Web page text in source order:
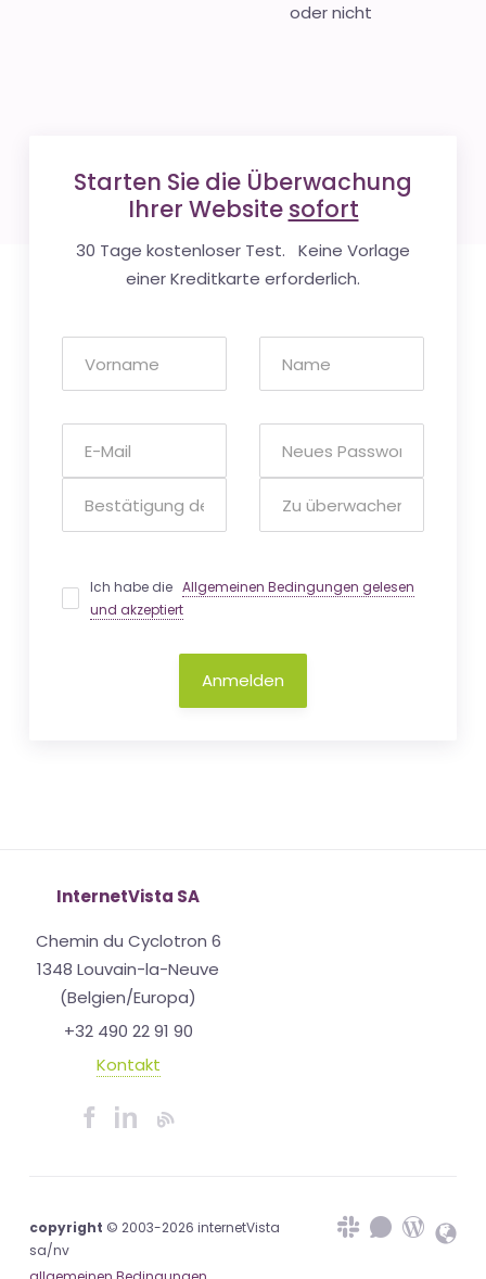
oder nicht
Starten Sie die Überwachung
Ihrer Website sofort
30 Tage kostenloser Test. Keine Vorlage
einer Kreditkarte erforderlich.
Ich habe dieAllgemeinen Bedingungen gelesen
und akzeptiert
Anmelden
InternetVista SA
Chemin du Cyclotron 6
1348 Louvain-la-Neuve
(Belgien/Europa)
+32 490 22 91 90
Kontakt
copyright © 2003-2026 internetVista
sa/nv